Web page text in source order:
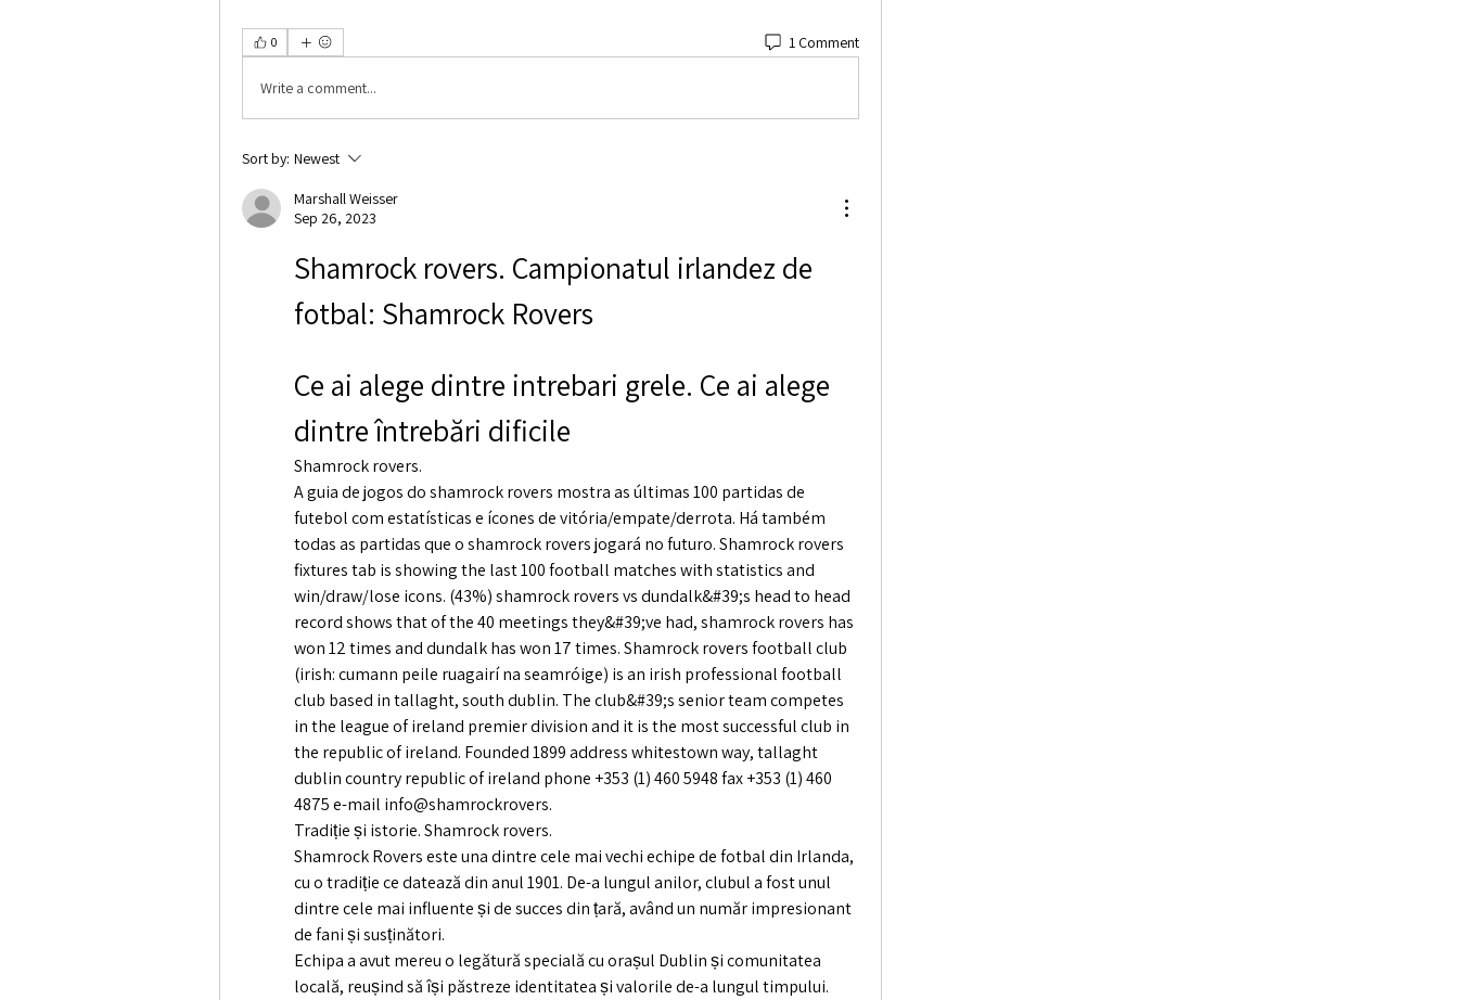
0 1 Comment
Write a comment...
Sort by: Newest
Marshall Weisser
Sep 26, 2023
Shamrock rovers. Campionatul irlandez de
fotbal: Shamrock Rovers
Ce ai alege dintre intrebari grele. Ce ai alege
dintre întrebări dificile
Shamrock rovers.
A guia de jogos do shamrock rovers mostra as últimas 100 partidas de
futebol com estatísticas e ícones de vitória/empate/derrota. Há também
todas as partidas que o shamrock rovers jogará no futuro. Shamrock rovers
fixtures tab is showing the last 100 football matches with statistics and
win/draw/lose icons. (43%) shamrock rovers vs dundalk&#39;s head to head
record shows that of the 40 meetings they&#39;ve had, shamrock rovers has
won 12 times and dundalk has won 17 times. Shamrock rovers football club
(irish: cumann peile ruagairí na seamróige) is an irish professional football
club based in tallaght, south dublin. The club&#39;s senior team competes
in the league of ireland premier division and it is the most successful club in
the republic of ireland. Founded 1899 address whitestown way, tallaght
dublin country republic of ireland phone +353 (1) 460 5948 fax +353 (1) 460
4875 e-mail info@shamrockrovers.
Tradiție și istorie. Shamrock rovers.
Shamrock Rovers este una dintre cele mai vechi echipe de fotbal din Irlanda,
cu o tradiție ce datează din anul 1901. De-a lungul anilor, clubul a fost unul
dintre cele mai influente și de succes din țară, având un număr impresionant
de fani și susținători.
Echipa a avut mereu o legătură specială cu orașul Dublin și comunitatea
locală, reușind să își păstreze identitatea și valorile de-a lungul timpului.